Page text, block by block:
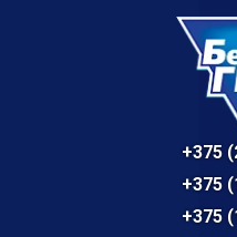
+375
+375
+375